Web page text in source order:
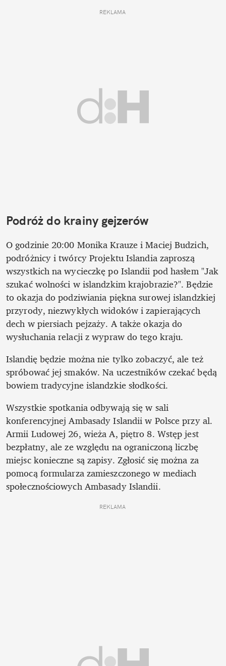
REKLAMA
Podróż do krainy gejzerów
O godzinie 20:00 Monika Krauze i Maciej Budzich,
podróżnicy i twórcy Projektu Islandia zaproszą
wszystkich na wycieczkę po Islandii pod hasłem "Jak
szukać wolności w islandzkim krajobrazie?". Będzie
to okazja do podziwiania piękna surowej islandzkiej
przyrody, niezwykłych widoków i zapierających
dech w piersiach pejzaży. A także okazja do
wysłuchania relacji z wypraw do tego kraju.
Islandię będzie można nie tylko zobaczyć, ale też
spróbować jej smaków. Na uczestników czekać będą
bowiem tradycyjne islandzkie słodkości.
Wszystkie spotkania odbywają się w sali
konferencyjnej Ambasady Islandii w Polsce przy al.
Armii Ludowej 26, wieża A, piętro 8. Wstęp jest
bezpłatny, ale ze względu na ograniczoną liczbę
miejsc konieczne są zapisy. Zgłosić się można za
pomocą formularza zamieszczonego w mediach
społecznościowych Ambasady Islandii.
REKLAMA